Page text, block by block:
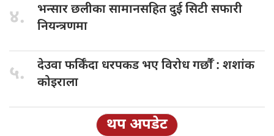
४. भन्सार छलीकासामानसहित दुई सिटी सफारी
नियन्त्रणमा
५. देउवा फर्किँदा धरपकड भए विरोध गर्छौँं : शशांक
कोइराला
थप अपडेट